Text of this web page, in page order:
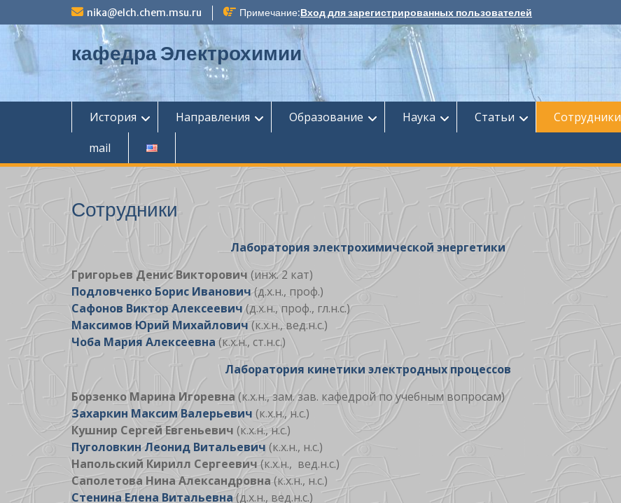
е
е
nika@elch.chem.msu.ru Примечание:Вход для зарегистрированных пользователей
кафедра Электрохимии
История Направления Образование Наука Cтатьи Сотрудники
mail
Сотрудники
Лаборатория электрохимической энергетики
Григорьев Денис Викторович (инж. 2 кат)
Подловченко Борис Иванович(д.х.н., проф.)
Сафонов Виктор Алексеевич (д.х.н., проф., гл.н.с.)
Максимов Юрий Михайлович(к.х.н., вед.н.с.)
Чоба Мария Алексеевна (к.х.н., ст.н.с.)
Лаборатория кинетики электродных процессов
Борзенко Марина Игоревна (к.х.н., зам. зав. кафедрой по учебным вопросам)
Захаркин Максим Валерьевич (к.х.н., н.с.)
Кушнир Сергей Евгеньевич (к.х.н., н.с.)
Пуголовкин Леонид Витальевич (к.х.н., н.с.)
Напольский Кирилл Сергеевич(к.х.н., вед.н.с.)
Саполетова Нина Александровна(к.х.н., н.с.)
Стенина Елена Витальевна(д.х.н., вед.н.с.)